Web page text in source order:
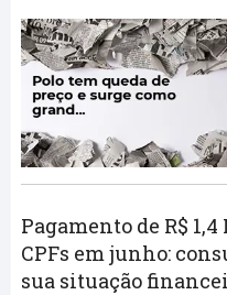
Pagamento de R$
CPFs em junho:
sua situação